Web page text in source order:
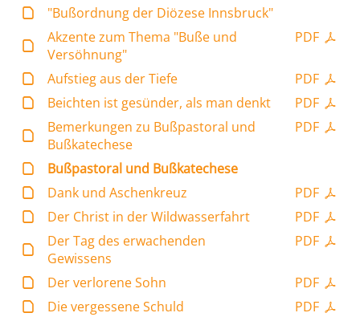
"Bußordnung der Diözese Innsbruck"
PDF
Akzente zum Thema "Buße und
Versöhnung"
PDF
Aufstieg aus der Tiefe
PDF
Beichten ist gesünder, als man denkt
PDF
Bemerkungen zu Bußpastoral und
Bußkatechese
Bußpastoral und Bußkatechese
PDF
Dank und Aschenkreuz
PDF
Der Christ in der Wildwasserfahrt
PDF
Der Tag des erwachenden
Gewissens
PDF
Der verlorene Sohn
PDF
Die vergessene Schuld